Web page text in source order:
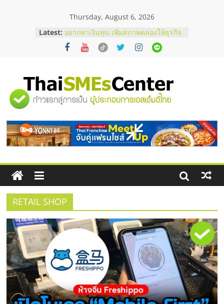
Thursday, August 6, 2026
Latest: บริษัท Cybersecurity ในไทยที่ไหนดี?
วิธีเลือกผู้ให้บริการให้คุ้มค่าและตอบ
โจทย์ธุรกิจ
สัมมนาออนไลน์ โอกาสบริหารสถานี
บริการน้ำมัน Shell
สัมมนาลงทุน แฟรนไชส์ยอนนี่
ไชส์ ครั้งที่ 8
ร้านเครื่องเสียงคุณภาพสูง พร้อม
โซลูชันระบบภาพและเสียง
"ศูนย์
รวม
ข้อมูล
ธุรกิจ
SME
แห่ง
ประเทศไทย,
ThaiSMEsCenter,
RETAIL SHOP